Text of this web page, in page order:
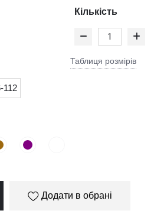
Кількість
Таблиця розмірів
112
Додати в обрані